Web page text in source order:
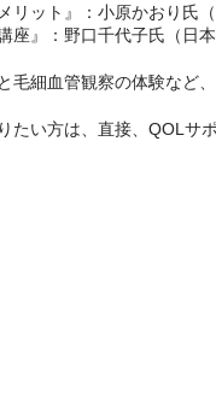
リット』：小原かおり氏
座』：野口千代子氏（日
毛細血管観察の体験など
たい方は、直接、QOLサ